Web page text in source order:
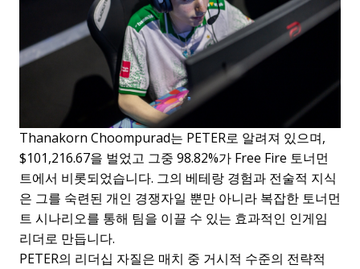
Thanakorn Choompurad는 PETER로 알려져 있으며,
$101,216.67을 벌었고 그중 98.82%가 Free Fire 토너먼
트에서 비롯되었습니다. 그의 베테랑 경험과 전술적 지식
은 그를 숙련된 개인 경쟁자일 뿐만 아니라 복잡한 토너먼
트 시나리오를 통해 팀을 이끌 수 있는 효과적인 인게임
리더로 만듭니다.
PETER의 리더십 자질은 매치 중 거시적 수준의 전략적